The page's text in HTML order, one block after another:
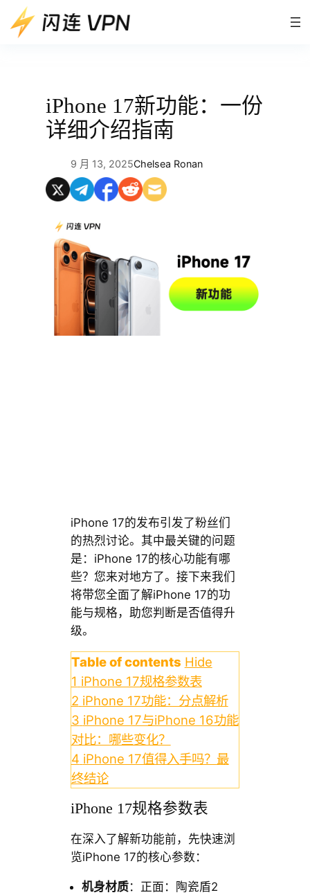
至
iPhone 17新功能：一份
详细介绍指南
9 月 13, 2025Chelsea Ronan
iPhone 17的发布引发了粉丝们
的热烈讨论。其中最关键的问题
是：iPhone 17的核心功能有哪
些？您来对地方了。接下来我们
将带您全面了解iPhone 17的功
能与规格，助您判断是否值得升
级。
Table of contents Hide
1 iPhone 17规格参数表
2 iPhone 17功能：分点解析
3 iPhone 17与iPhone 16功能
对比：哪些变化？
4 iPhone 17值得入手吗？最
终结论
iPhone 17规格参数表
在深入了解新功能前，先快速浏
览iPhone 17的核心参数：
机身材质：正面：陶瓷盾2